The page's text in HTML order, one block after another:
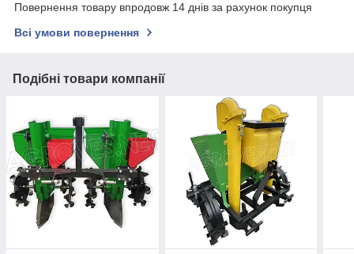
Повернення товару впродовж 14 днів за рахунок покупця
Всі умови повернення
Подібні товари компанії